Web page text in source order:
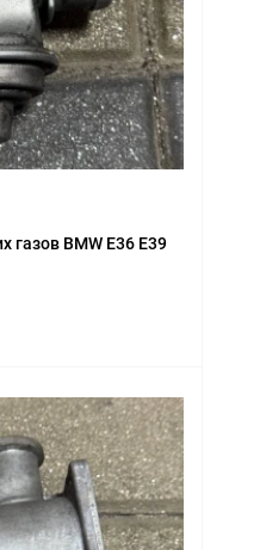
газов BMW E36 E39